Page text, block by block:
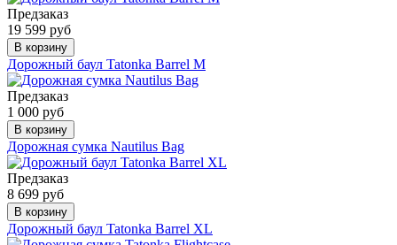
Предзаказ
19 599 руб
В корзину
Дорожный баул Tatonka Barrel M
Предзаказ
1 000 руб
В корзину
Дорожная сумка Nautilus Bag
Предзаказ
8 699 руб
В корзину
Дорожный баул Tatonka Barrel XL